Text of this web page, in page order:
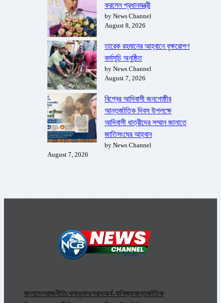
করলেন প্রধানমন্ত্রী
by News Channel
August 8, 2026
তারেক রহমানের আহ্বানে বৃক্ষরোপণ
কর্মসূচি অনুষ্ঠিত
by News Channel
August 7, 2026
বিশ্বের আদিবাসী জনগোষ্ঠীর
আন্তর্জাতিক দিবস উপলক্ষে
আদিবাসী ধাত্রীদের সম্মান জানাতে
জাতিসংঘের আহ্বান
by News Channel
August 7, 2026
বাংলাদেশরাজনীতিখেলাধুলাঅপরাধঅর্থ-বানিজ্যআন্তর্জাতিক